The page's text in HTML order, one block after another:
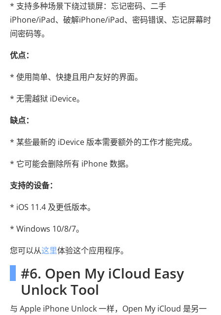
* 支持多种场景下绕过锁屏：忘记密码、二手
iPhone/iPad、破解iPhone/iPad、密码错误、忘记屏幕时
间密码等。
优点：
* 使用简单、快捷且用户友好的界面。
* 无需越狱 iDevice。
缺点：
* 某些最新的 iDevice 版本需要额外的工作才能完成。
* 它可能会删除所有 iPhone 数据。
支持的设备：
* iOS 11.4 及更低版本。
* Windows 10/8/7。
您可以从这里体验这个应用程序。
#6. Open My iCloud Easy
Unlock Tool
与 Apple iPhone Unlock 一样，Open My iCloud 是另一